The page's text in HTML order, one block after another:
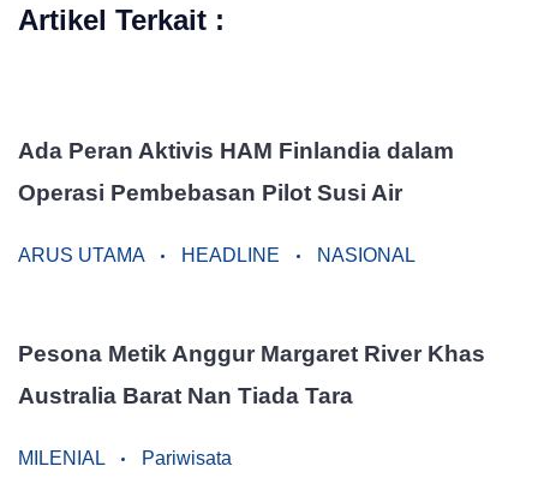
Artikel Terkait :
Ada Peran Aktivis HAM Finlandia dalam
Operasi Pembebasan Pilot Susi Air
ARUS UTAMA HEADLINE NASIONAL
Pesona Metik Anggur Margaret River Khas
Australia Barat Nan Tiada Tara
MILENIAL Pariwisata